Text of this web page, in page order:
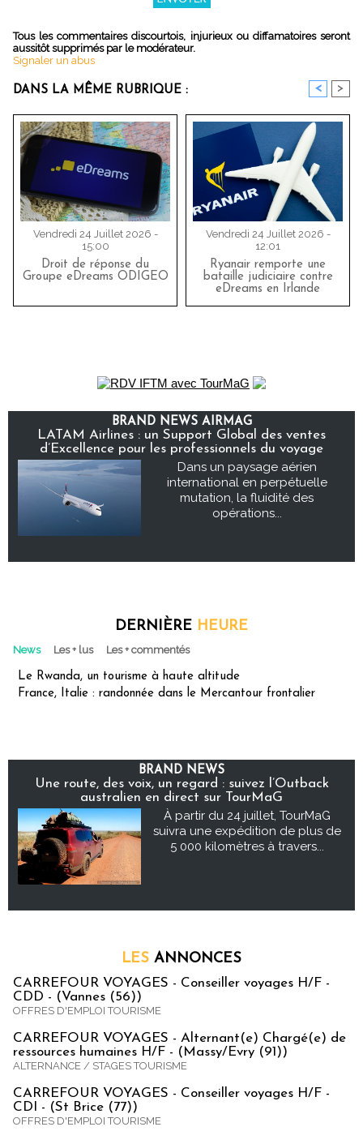
Tous les commentaires discourtois, injurieux ou diffamatoires seront
aussitôt supprimés par le modérateur.
Signaler un abus
DANS LA MÊME RUBRIQUE : < >
Vendredi 24 Juillet 2026 -
15:00
Droit de réponse du
Groupe eDreams ODIGEO
Vendredi 24 Juillet 2026 -
12:01
Ryanair remporte une
bataille judiciaire contre
eDreams en Irlande
BRAND NEWS AIRMAG
LATAM Airlines : un Support Global des ventes
d’Excellence pour les professionnels du voyage
Dans un paysage aérien
international en perpétuelle
mutation, la fluidité des
opérations...
DERNIÈRE HEURE
News Les + lus Les + commentés
Le Rwanda, un tourisme à haute altitude
France, Italie : randonnée dans le Mercantour frontalier
BRAND NEWS
Une route, des voix, un regard : suivez l’Outback
australien en direct sur TourMaG
À partir du 24 juillet, TourMaG
suivra une expédition de plus de
5 000 kilomètres à travers...
LES ANNONCES
CARREFOUR VOYAGES - Conseiller voyages H/F -
CDD - (Vannes (56))
OFFRES D'EMPLOI TOURISME
CARREFOUR VOYAGES - Alternant(e) Chargé(e) de
ressources humaines H/F - (Massy/Evry (91))
ALTERNANCE / STAGES TOURISME
CARREFOUR VOYAGES - Conseiller voyages H/F -
CDI - (St Brice (77))
OFFRES D'EMPLOI TOURISME